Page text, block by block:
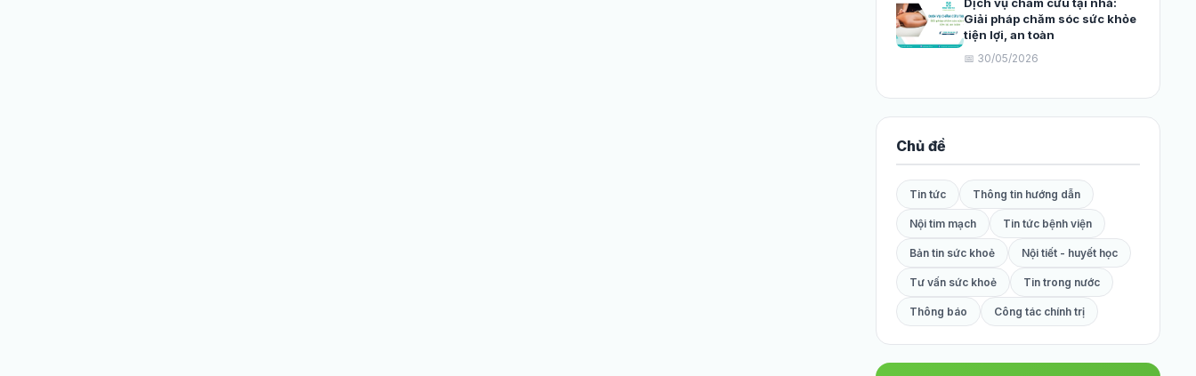
Giải pháp chăm sóc sức khỏe
tiện lợi, an toàn
📅 30/05/2026
Chủ đề
Tin tức Thông tin hướng dẫn
Nội tim mạch Tin tức bệnh viện
Bản tin sức khoẻ Nội tiết - huyết học
Tư vấn sức khoẻ Tin trong nước
Thông báo Công tác chính trị